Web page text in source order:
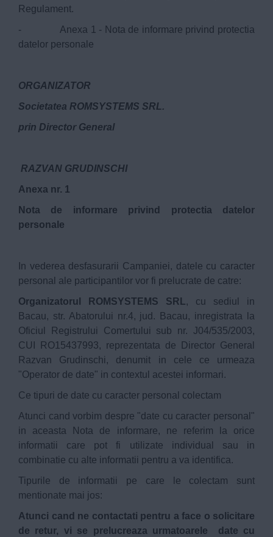
Regulament.
- Anexa 1 - Nota de informare privind protectia
datelor personale
ORGANIZATOR
Societatea ROMSYSTEMS SRL.
prin Director General
RAZVAN GRUDINSCHI
Anexa nr. 1
Nota de informare privind protectia datelor
personale
In vederea desfasurarii Campaniei, datele cu caracter
personal ale participantilor vor fi prelucrate de catre:
Organizatorul ROMSYSTEMS SRL, cu sediul in
Bacau, str. Abatorului nr.4, jud. Bacau, inregistrata la
Oficiul Registrului Comertului sub nr. J04/535/2003,
CUI RO15437993, reprezentata de Director General
Razvan Grudinschi, denumit in cele ce urmeaza
"Operator de date" in contextul acestei informari.
Ce tipuri de date cu caracter personal colectam
Atunci cand vorbim despre "date cu caracter personal"
in aceasta Nota de informare, ne referim la orice
informatii care pot fi utilizate individual sau in
combinatie cu alte informatii pentru a va identifica.
Tipurile de informatii pe care le colectam sunt
mentionate mai jos:
Atunci cand ne contactati pentru a face o solicitare
de retur, vi se prelucreaza urmatoarele date cu